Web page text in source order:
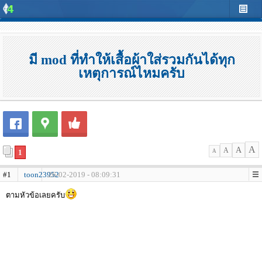
มี mod ที่ทำให้เสื้อผ้าใส่รวมกันได้ทุก
เหตุการณ์ไหมครับ
1 A A A A
#1 toon2395226-02-2019 - 08:09:31
ตามหัวข้อเลยครับ